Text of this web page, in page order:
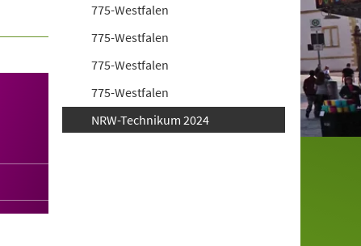
775-Westfalen
775-Westfalen
775-Westfalen
775-Westfalen
NRW-Technikum 2024